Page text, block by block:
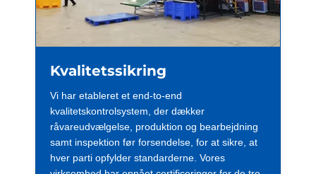
Kvalitetssikring
Vi har etableret et end-to-end
kvalitetskontrolsystem, der dækker
råvareudvælgelse, produktion og bearbejdning
samt inspektion før forsendelse, for at sikre, at
hver parti opfylder standarderne. Vores